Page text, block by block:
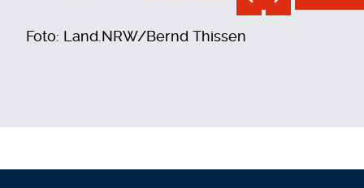
Foto: Land.NRW/Bernd Thissen